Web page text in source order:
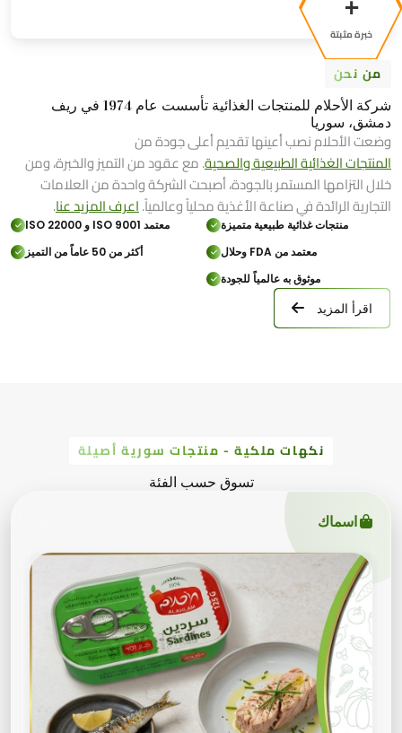
+
خبرة مثبتة
من نحن
شركة الأحلام للمنتجات الغذائية تأسست عام 1974 في ريف
دمشق، سوريا
وضعت الأحلام نصب أعينها تقديم أعلى جودة من
المنتجات الغذائية الطبيعية والصحية. مع عقود من التميز والخبرة، ومن
خلال التزامها المستمر بالجودة، أصبحت الشركة واحدة من العلامات
التجارية الرائدة في صناعة الأغذية محلياً وعالمياً.اعرف المزيد عنا.
منتجات غذائية طبيعية متميزة
معتمد ISO 9001 و ISO 22000
معتمد من FDA وحلال
أكثر من 50 عاماً من التميز
موثوق به عالمياً للجودة
اقرأ المزيد
نكهات ملكية - منتجات سورية أصيلة
تسوق حسب الفئة
اسماك